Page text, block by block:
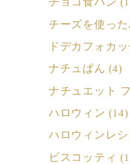
チーズを使っ
ドデカフォカッ
ナチュぱん (4)
ナチュエット
ハロウィン (14)
ハロウィンレシ
ビスコッティ